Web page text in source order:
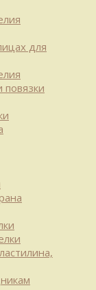
для